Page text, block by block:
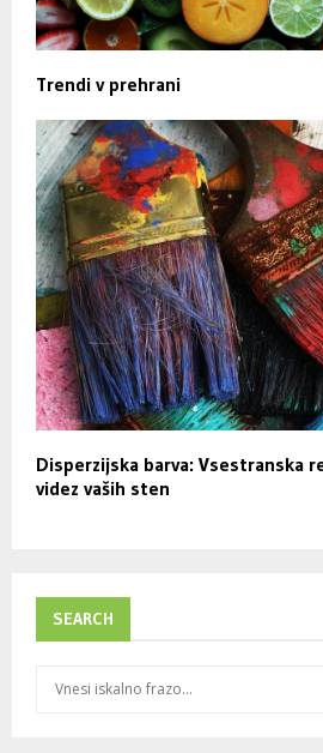
Trendi v prehrani
Disperzijska barva: Vsestranska
videz vaših sten
SEARCH